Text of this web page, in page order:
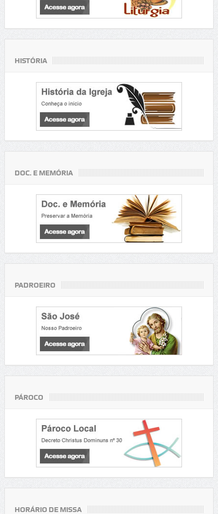
HISTÓRIA
DOC. E MEMÓRIA
PADROEIRO
PÁROCO
HORÁRIO DE MISSA